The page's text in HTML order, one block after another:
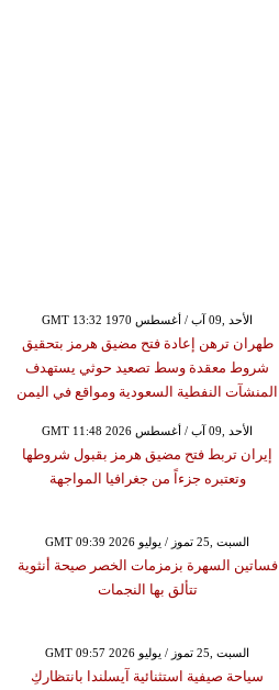
GMT 13:32 1970 الأحد ,09 آب / أغسطس
طهران ترهن إعادة فتح مضيق هرمز بتحقيق
شروط معقدة وسط تصعيد حوثي يستهدف
المنشآت النفطية السعودية ومواقع في اليمن
GMT 11:48 2026 الأحد ,09 آب / أغسطس
إيران تربط فتح مضيق هرمز بقبول شروطها
وتعتبره جزءاً من جغرافيا المواجهة
GMT 09:39 2026 السبت ,25 تموز / يوليو
فساتين السهرة بزمزمات الخصر صيحة أنثوية
تتألق بها النجمات
GMT 09:57 2026 السبت ,25 تموز / يوليو
سياحة صيفية استثنائية آيسلندا بانتظاركِ